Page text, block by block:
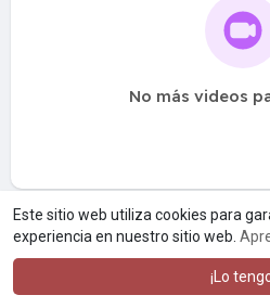
Este sitio web utiliza cookies para
experiencia en nuestro sitio web.
¡Lo
No más videos